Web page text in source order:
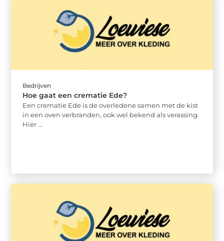
Bedrijven
Hoe gaat een crematie Ede?
Een crematie Ede is de overledene samen met de kist
in een oven verbranden, ook wel bekend als verassing.
Hier ...